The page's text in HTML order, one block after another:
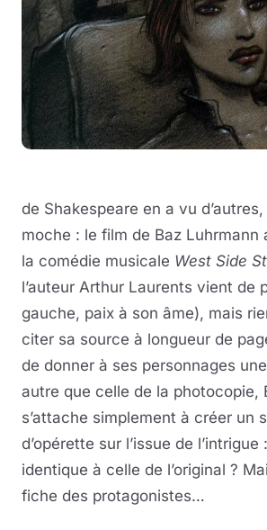
de Shakespeare en a vu
moche : le film de Baz Luhrmann
la comédie musicale West Side
l’auteur Arthur Laurents vient de
gauche, paix à son âme), mais
citer sa source à longueur de
de donner à ses personnages
autre que celle de la photocopie,
s’attache simplement à créer un
d’opérette sur l’issue de
identique à celle de l’original ?
fiche des protagonistes…